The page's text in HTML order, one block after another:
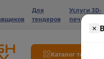
Для
тендеров
Услуги 3D-
печати
Каталог товаров
×